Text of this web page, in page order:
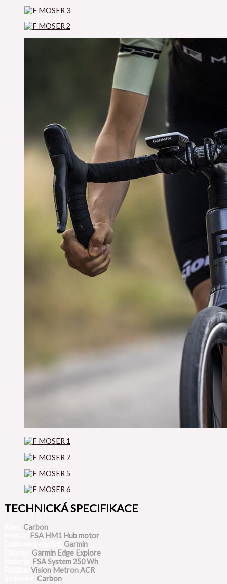
TECHNICKÁ SPECIFIKACE
Carbon
FSA HM1 Hub motor
Garmin
Garmin Edge Explore
FSA System 250 Wh
Vision Metron ACR
Carbon